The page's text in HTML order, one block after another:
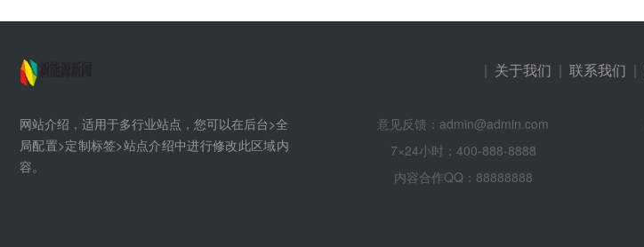
网站介绍，适用于多行业站点，您可以在后台>全
局配置>定制标签>站点介绍中进行修改此区域内
容。
| 关于我们 | 联系我们 |
意见反馈：admin@admin.com
7×24小时：400-888-8888
内容合作QQ：88888888